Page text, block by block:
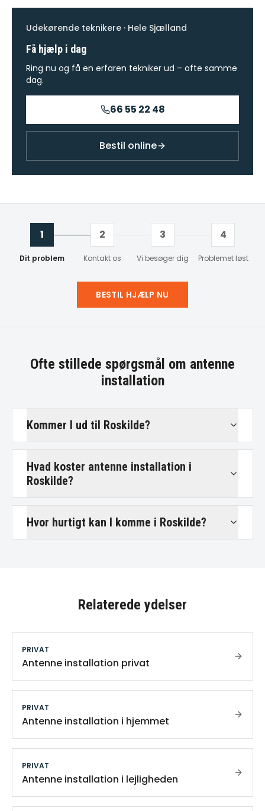
Udekørende teknikere · Hele Sjælland
Få hjælp i dag
Ring nu og få en erfaren tekniker ud – ofte samme
dag.
66 55 22 48
Bestil online
1
Dit problem
2
Kontakt os
3
Vi besøger dig
4
Problemet løst
BESTIL HJÆLP NU
Ofte stillede spørgsmål om antenne
installation
Kommer I ud til Roskilde?
Hvad koster antenne installation i
Roskilde?
Hvor hurtigt kan I komme i Roskilde?
Relaterede ydelser
PRIVAT
Antenne installation privat
PRIVAT
Antenne installation i hjemmet
PRIVAT
Antenne installation i lejligheden